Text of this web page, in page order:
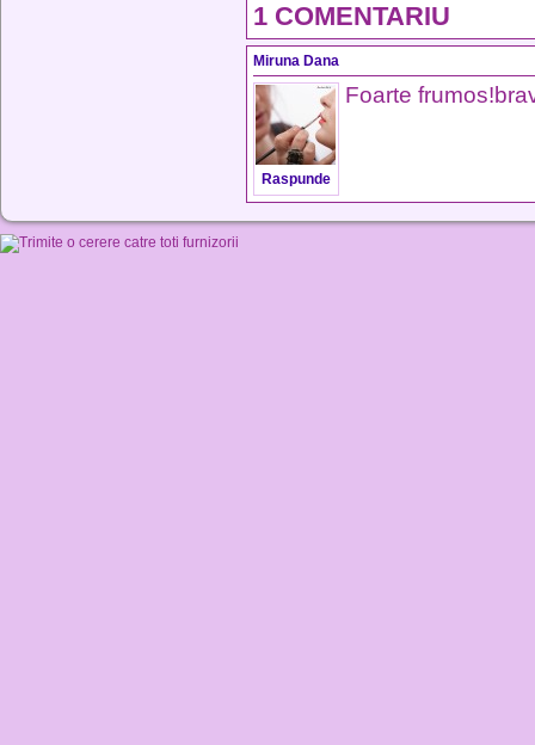
1 COMENTARIU
Miruna Dana
Raspunde
Foarte